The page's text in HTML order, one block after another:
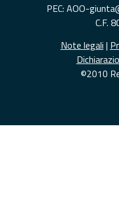
PEC: AOO-
C.F.
Note legali |
©2010